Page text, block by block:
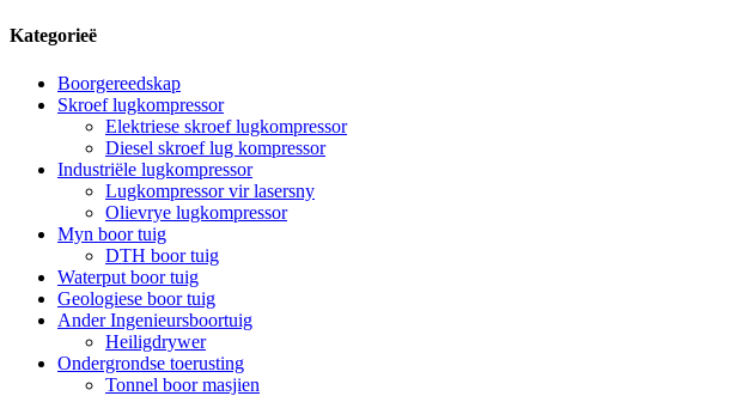
Kategorieë
Boorgereedskap
Skroef lugkompressor
Elektriese skroef lugkompressor
Diesel skroef lug kompressor
Industriële lugkompressor
Lugkompressor vir lasersny
Olievrye lugkompressor
Myn boor tuig
DTH boor tuig
Waterput boor tuig
Geologiese boor tuig
Ander Ingenieursboortuig
Heiligdrywer
Ondergrondse toerusting
Tonnel boor masjien